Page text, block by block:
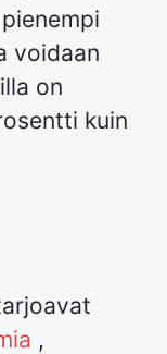
voidaan
on
kuin
,